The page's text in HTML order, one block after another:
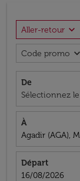
Aller-retour expand_more
Code promo expand_more
De
Sélectionnez
À
Agadir (AGA),
Départ
fc-booking-
16/08/2026